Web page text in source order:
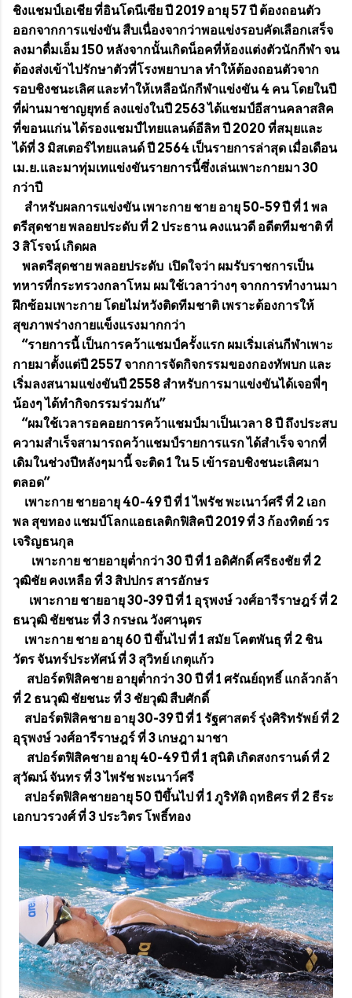
ชิงแชมป์เอเชีย ที่อินโดนีเซีย ปี 2019 อายุ 57 ปี ต้องถอนตัว
ออกจากการแข่งขัน สืบเนื่องจากว่าพอแข่งรอบคัดเลือกเสร็จ
ลงมาดื่มเอ็ม 150 หลังจากนั้นเกิดน็อคที่ห้องแต่งตัวนักกีฬา จน
ต้องส่งเข้าไปรักษาตัวที่โรงพยาบาล ทำให้ต้องถอนตัวจาก
รอบชิงชนะเลิศ และทำให้เหลือนักกีฬาแข่งขัน 4 คน โดยในปี
ที่ผ่านมาชาญยุทธ์ ลงแข่งในปี 2563 ได้แชมป์อีสานคลาสสิค
ที่ขอนแก่น ได้รองแชมป์ไทยแลนด์อีลิท ปี 2020 ที่สมุยและ
ได้ที่ 3 มิสเตอร์ไทยแลนด์ ปี 2564 เป็นรายการล่าสุด เมื่อเดือน
เม.ย.และมาทุ่มเทแข่งขันรายการนี้ซึ่งเล่นเพาะกายมา 30
กว่าปี
สำหรับผลการแข่งขัน เพาะกาย ชาย อายุ 50-59 ปี ที่ 1 พล
ตรีสุดชาย พลอยประดับ ที่ 2 ประธาน คงแนวดี อดีตทีมชาติ ที่
3 สิโรจน์ เกิดผล
พลตรีสุดชาย พลอยประดับ เปิดใจว่า ผมรับราชการเป็น
ทหารที่กระทรวงกลาโหม ผมใช้เวลาว่างๆ จากการทำงานมา
ฝึกซ้อมเพาะกาย โดยไม่หวังติดทีมชาติ เพราะต้องการให้
สุขภาพร่างกายแข็งแรงมากกว่า
“รายการนี้ เป็นการคว้าแชมป์ครั้งแรก ผมเริ่มเล่นกีฬาเพาะ
กายมาตั้งแต่ปี 2557 จากการจัดกิจกรรมของกองทัพบก และ
เริ่มลงสนามแข่งขันปี 2558 สำหรับการมาแข่งขันได้เจอพี่ๆ
น้องๆ ได้ทำกิจกรรมร่วมกัน”
“ผมใช้เวลารอคอยการคว้าแชมป์มาเป็นเวลา 8 ปี ถึงประสบ
ความสำเร็จสามารถคว้าแชมป์รายการแรก ได้สำเร็จ จากที่
เดิมในช่วงปีหลังๆมานี้ จะติด 1 ใน 5 เข้ารอบชิงชนะเลิศมา
ตลอด”
เพาะกาย ชายอายุ 40-49 ปี ที่ 1 ไพรัช พะเนาว์ศรี ที่ 2 เอก
พล สุขทอง แชมป์โลกแอธเลติกฟิสิคปี 2019 ที่ 3 ก้องทิตย์ วร
เจริญธนกุล
เพาะกาย ชายอายุต่ำกว่า 30 ปี ที่ 1 อดิศักดิ์ ศรีธงชัย ที่ 2
วุฒิชัย คงเหลือ ที่ 3 สิปปกร สารอักษร
เพาะกาย ชายอายุ 30-39 ปี ที่ 1 อุรุพงษ์ วงศ์อารีราษฎร์ ที่ 2
ธนวุฒิ ชัยชนะ ที่ 3 กรษณ วังศานุตร
เพาะกาย ชาย อายุ 60 ปี ขึ้นไป ที่ 1 สมัย โคตพันธุ ที่ 2 ชิน
วัตร จันทร์ประทัศน์ ที่ 3 สุวิทย์ เกตุแก้ว
สปอร์ตฟิสิคชาย อายุต่ำกว่า 30 ปี ที่ 1 ศรัณย์ฤทธิ์ แกล้วกล้า
ที่ 2 ธนวุฒิ ชัยชนะ ที่ 3 ชัยวุฒิ สืบศักดิ์
สปอร์ตฟิสิคชาย อายุ 30-39 ปี ที่ 1 รัฐศาสตร์ รุ่งศิริทรัพย์ ที่ 2
อุรุพงษ์ วงศ์อารีราษฎร์ ที่ 3 เกษฎา มาชา
สปอร์ตฟิสิคชาย อายุ 40-49 ปี ที่ 1 สุนิติ เกิดสงกรานต์ ที่ 2
สุวัฒน์ จันทร ที่ 3 ไพรัช พะเนาว์ศรี
สปอร์ตฟิสิคชายอายุ 50 ปีขึ้นไป ที่ 1 ภูริทัติ ฤทธิศร ที่ 2 ธีระ
เอกบวรวงศ์ ที่ 3 ประวิตร โพธิ์ทอง